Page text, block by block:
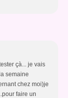
çà... je vais
semaine
chez moi)je
faire un